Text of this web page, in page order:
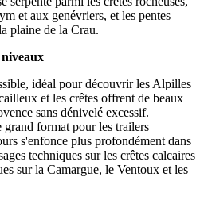
et aux genévriers, et les pentes
plaine de la Crau.
idéal pour découvrir les Alpilles
et les crêtes offrent de beaux
sans dénivelé excessif.
grand format pour les trailers
s'enfonce plus profondément dans
techniques sur les crêtes calcaires
sur la Camargue, le Ventoux et les